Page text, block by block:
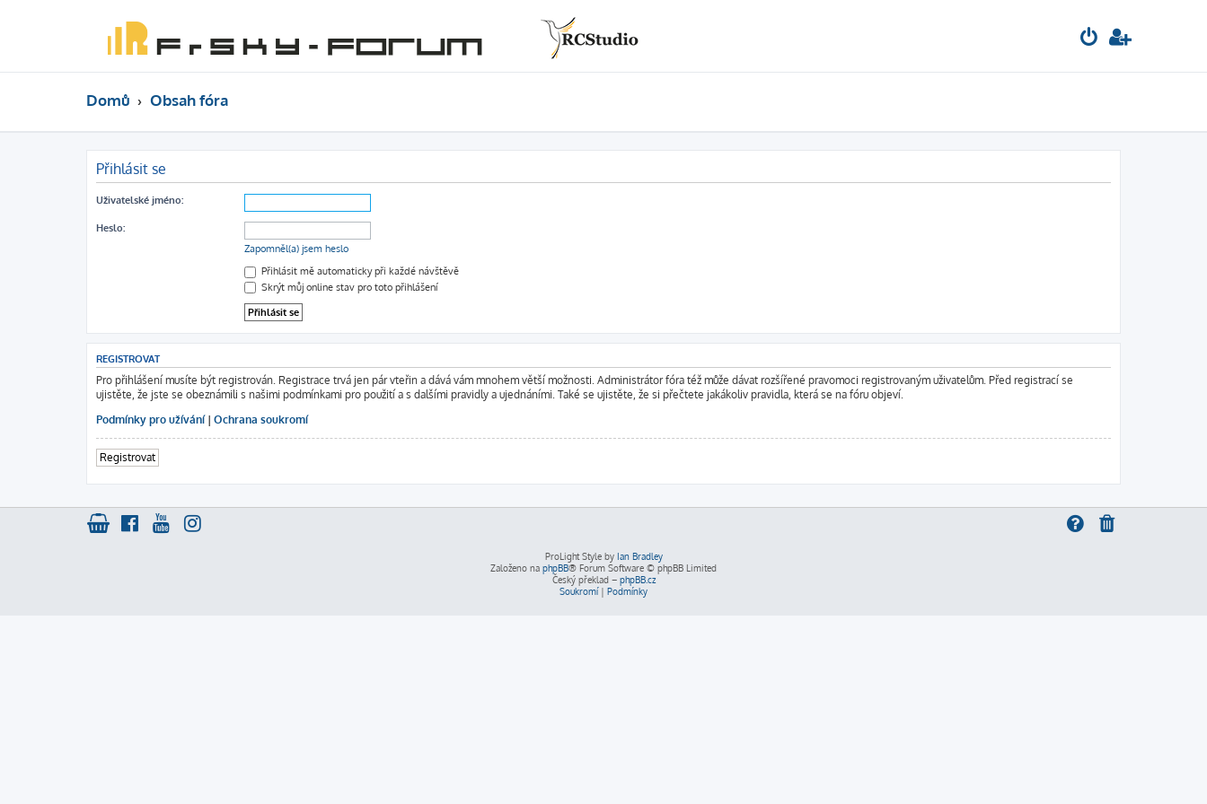
Domů Obsah fóra
Přihlásit se
Uživatelské jméno:
Heslo:
Zapomněl(a) jsem heslo
Přihlásit mě automaticky při každé návštěvě
Skrýt můj online stav pro toto přihlášení
REGISTROVAT
Pro přihlášení musíte být registrován. Registrace trvá jen pár vteřin a dává vám mnohem větší možnosti. Administrátor fóra též může dávat rozšířené pravomoci registrovaným uživatelům. Před registrací se
ujistěte, že jste se obeznámili s našimi podmínkami pro použití a s dalšími pravidly a ujednáními. Také se ujistěte, že si přečtete jakákoliv pravidla, která se na fóru objeví.
Podmínky pro užívání| Ochrana soukromí
Registrovat
ProLight Style by Ian Bradley
Založeno na phpBB® Forum Software © phpBB Limited
Český překlad – phpBB.cz
Soukromí| Podmínky